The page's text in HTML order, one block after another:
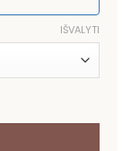
IŠVALYTI